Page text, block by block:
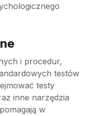
i procedur,
testów
testy
inne narzędzia
w